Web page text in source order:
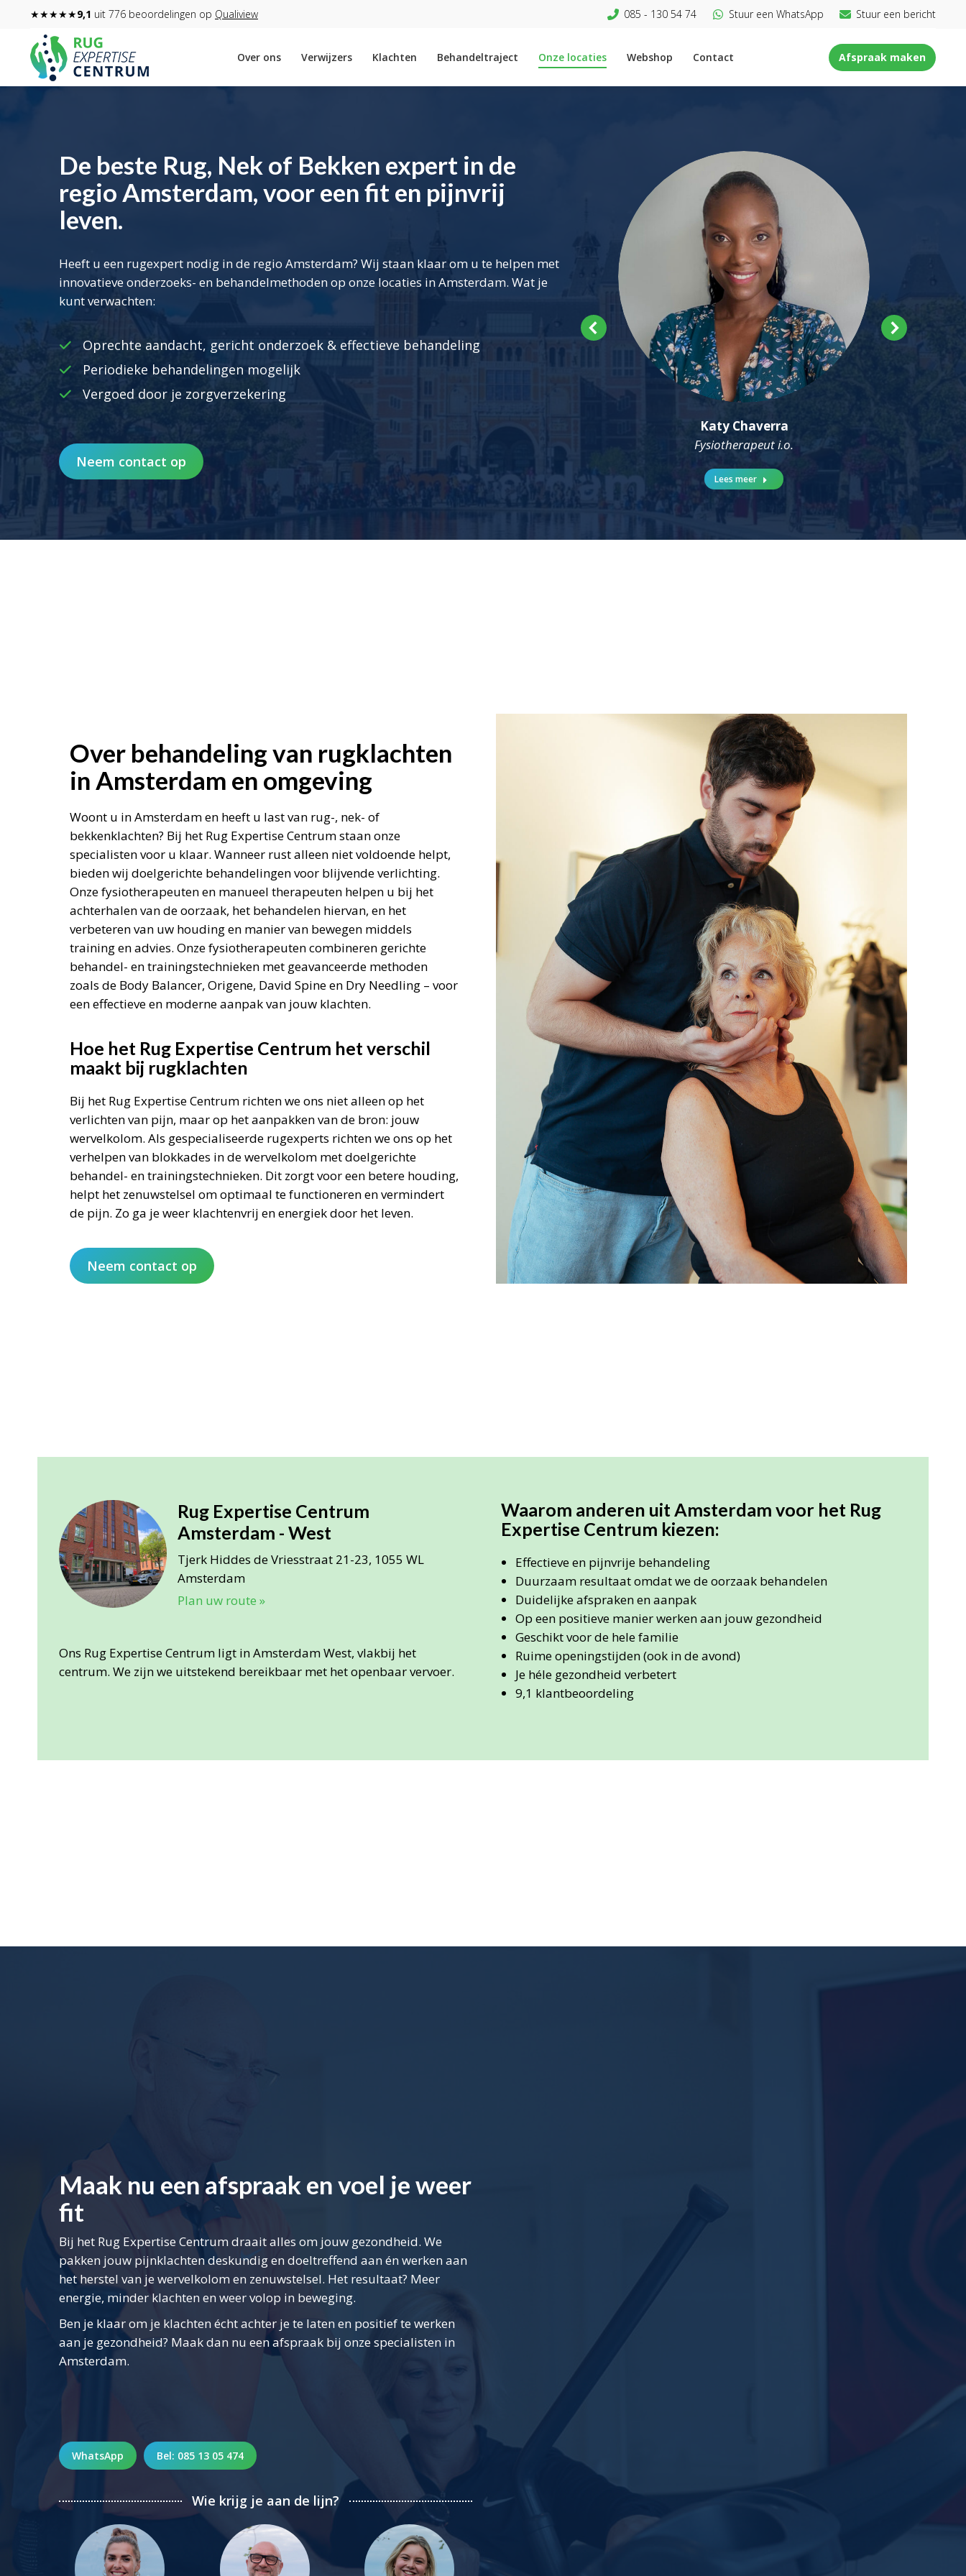
★★★★★9,1 uit 776 beoordelingen op Qualiview 085 - 130 54 74 Stuur een WhatsApp Stuur een bericht
Over ons Verwijzers Klachten Behandeltraject Onze locaties Webshop Contact Afspraak maken
De beste Rug, Nek of Bekken expert in de
regio Amsterdam, voor een fit en pijnvrij
leven.
Heeft u een rugexpert nodig in de regio Amsterdam? Wij staan klaar om u te helpen met
innovatieve onderzoeks- en behandelmethoden op onze locaties in Amsterdam. Wat je
kunt verwachten:
Oprechte aandacht, gericht onderzoek & effectieve behandeling
Periodieke behandelingen mogelijk
Vergoed door je zorgverzekering
Neem contact op
Jacco Stommel
therapeut
Katy Chaverra
Fysiotherapeut i.o.
Lees meer
Over behandeling van rugklachten
in Amsterdam en omgeving
Woont u in Amsterdam en heeft u last van rug-, nek- of
bekkenklachten? Bij het Rug Expertise Centrum staan onze
specialisten voor u klaar. Wanneer rust alleen niet voldoende helpt,
bieden wij doelgerichte behandelingen voor blijvende verlichting.
Onze fysiotherapeuten en manueel therapeuten helpen u bij het
achterhalen van de oorzaak, het behandelen hiervan, en het
verbeteren van uw houding en manier van bewegen middels
training en advies. Onze fysiotherapeuten combineren gerichte
behandel- en trainingstechnieken met geavanceerde methoden
zoals de Body Balancer, Origene, David Spine en Dry Needling – voor
een effectieve en moderne aanpak van jouw klachten.
Hoe het Rug Expertise Centrum het verschil
maakt bij rugklachten
Bij het Rug Expertise Centrum richten we ons niet alleen op het
verlichten van pijn, maar op het aanpakken van de bron: jouw
wervelkolom. Als gespecialiseerde rugexperts richten we ons op het
verhelpen van blokkades in de wervelkolom met doelgerichte
behandel- en trainingstechnieken. Dit zorgt voor een betere houding,
helpt het zenuwstelsel om optimaal te functioneren en vermindert
de pijn. Zo ga je weer klachtenvrij en energiek door het leven.
Neem contact op
Rug Expertise Centrum
Amsterdam - West
Tjerk Hiddes de Vriesstraat 21-23, 1055 WL
Amsterdam
Plan uw route »
Ons Rug Expertise Centrum ligt in Amsterdam West, vlakbij het
centrum. We zijn we uitstekend bereikbaar met het openbaar vervoer.
Waarom anderen uit Amsterdam voor het Rug
Expertise Centrum kiezen:
Effectieve en pijnvrije behandeling
Duurzaam resultaat omdat we de oorzaak behandelen
Duidelijke afspraken en aanpak
Op een positieve manier werken aan jouw gezondheid
Geschikt voor de hele familie
Ruime openingstijden (ook in de avond)
Je héle gezondheid verbetert
9,1 klantbeoordeling
Maak nu een afspraak en voel je weer
fit
Bij het Rug Expertise Centrum draait alles om jouw gezondheid. We
pakken jouw pijnklachten deskundig en doeltreffend aan én werken aan
het herstel van je wervelkolom en zenuwstelsel. Het resultaat? Meer
energie, minder klachten en weer volop in beweging.
Ben je klaar om je klachten écht achter je te laten en positief te werken
aan je gezondheid? Maak dan nu een afspraak bij onze specialisten in
Amsterdam.
WhatsApp Bel: 085 13 05 474
Wie krijg je aan de lijn?